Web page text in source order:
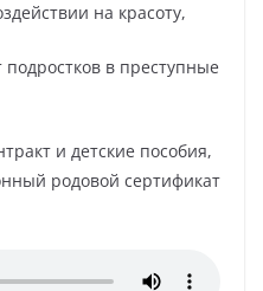
на красоту,
в преступные
и детские пособия,
родовой сертификат